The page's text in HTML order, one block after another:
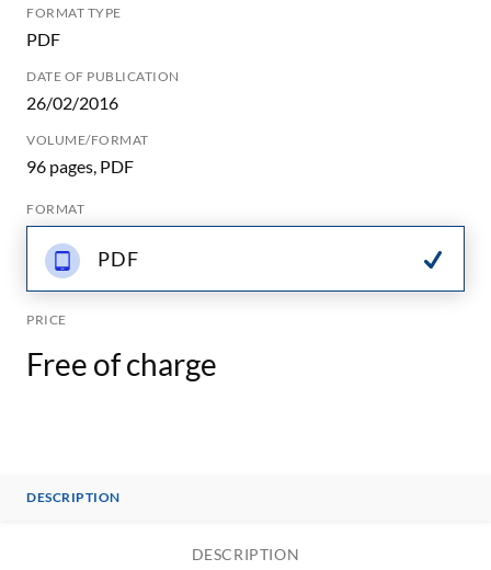
FORMAT TYPE
PDF
DATE OF PUBLICATION
26/02/2016
VOLUME/FORMAT
96 pages, PDF
FORMAT
PDF
PRICE
Free of charge
DESCRIPTION
DESCRIPTION